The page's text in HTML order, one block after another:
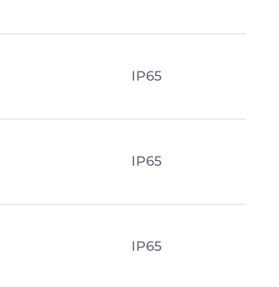
IP65
IP65
IP65